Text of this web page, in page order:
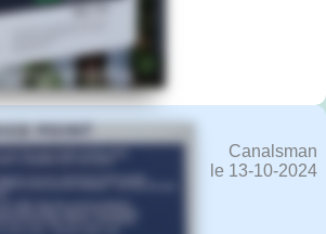
Canalsman
le 13-10-2024